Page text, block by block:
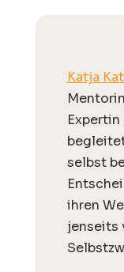
Katja
Expertin
selbst
ihren
jenseits